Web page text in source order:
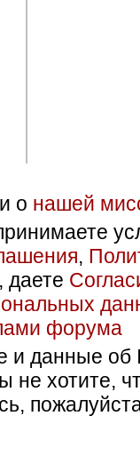
и о нашей
,
, даете
форума
и данные об
не хотите,